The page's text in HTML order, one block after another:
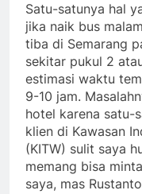
Satu-satunya hal
jika naik bus
tiba di Semarang
sekitar pukul 2
estimasi waktu
9-10 jam.
hotel karena satu-
klien di Kawasan
(KITW) sulit saya
memang bisa
saya, mas